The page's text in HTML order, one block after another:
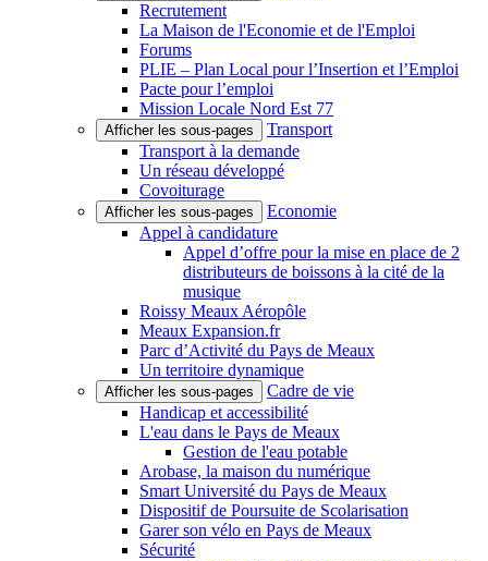
Recrutement
La Maison de l'Economie et de l'Emploi
Forums
PLIE – Plan Local pour l’Insertion et l’Emploi
Pacte pour l’emploi
Mission Locale Nord Est 77
Afficher les sous-pages
Transport
Transport à la demande
Un réseau développé
Covoiturage
Afficher les sous-pages
Economie
Appel à candidature
Appel d’offre pour la mise en place de 2
distributeurs de boissons à la cité de la
musique
Roissy Meaux Aéropôle
Meaux Expansion.fr
Parc d’Activité du Pays de Meaux
Un territoire dynamique
Afficher les sous-pages
Cadre de vie
Handicap et accessibilité
L'eau dans le Pays de Meaux
Gestion de l'eau potable
Arobase, la maison du numérique
Smart Université du Pays de Meaux
Dispositif de Poursuite de Scolarisation
Garer son vélo en Pays de Meaux
Sécurité